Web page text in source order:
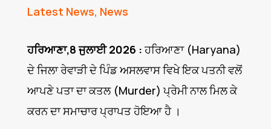
Latest News, News
ਹਰਿਆਣਾ,8 ਜੁਲਾਈ 2026 :ਹਰਿਆਣਾ (Haryana)
ਦੇ ਜਿਲਾ ਰੇਵਾੜੀ ਦੇ ਪਿੰਡ ਅਸਲਵਾਸ ਵਿਖੇ ਇਕ ਪਤਨੀ ਵਲੋਂ
ਆਪਣੇ ਪਤਾ ਦਾ ਕਤਲ (Murder) ਪ੍ਰੇਮੀ ਨਾਲ ਮਿਲ ਕੇ
ਕਰਨ ਦਾ ਸਮਾਚਾਰ ਪ੍ਰਾਪਤ ਹੋਇਆ ਹੈ ।